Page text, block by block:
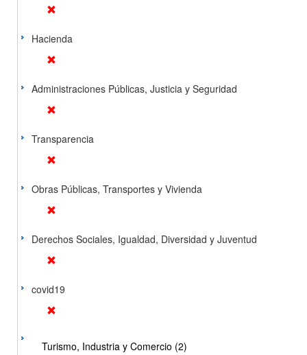
Hacienda
Administraciones Públicas, Justicia y Seguridad
Transparencia
Obras Públicas, Transportes y Vivienda
Derechos Sociales, Igualdad, Diversidad y Juventud
covid19
Turismo, Industria y Comercio (2)